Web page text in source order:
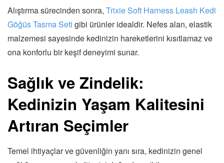
Alıştırma sürecinden sonra, Trixie Soft Harness Leash Kedi
Göğüs Tasma Seti gibi ürünler idealdir. Nefes alan, elastik
malzemesi sayesinde kedinizin hareketlerini kısıtlamaz ve
ona konforlu bir keşif deneyimi sunar.
Sağlık ve Zindelik:
Kedinizin Yaşam Kalitesini
Artıran Seçimler
Temel ihtiyaçlar ve güvenliğin yanı sıra, kedinizin genel